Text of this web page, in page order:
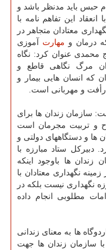
حبس باید مدنظر باشد و
این تفاهم نامه با
معتادان متجاهر در
درمان و مهارت آموزی
محمدی عنوان کرد: نگاه
مرگ نگاهی قاطع و
که انسان هایی بیمار و
رأفت و مهربانی است.
سازمان زندان ها برای
و تربیت مجرمان است
ها و دستگاههای دولتی و
ستاد مبارزه با
ها باوجود اینکه
نگهداری معتادان با
نگهداری نیست بلکه در
مطلوبی انجام داده
ها به معنای زندانی
سازمان زندان ها جهت